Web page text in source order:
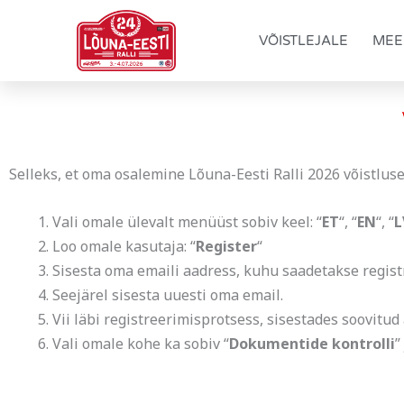
VÕISTLEJALE
Selleks, et oma osalemine Lõuna-Eesti Ralli 2026
Vali omale ülevalt menüüst sobiv keel: “ET“, “EN“, “
Loo omale kasutaja: “Register“
Sisesta oma emaili aadress, kuhu saadetakse
Seejärel sisesta uuesti oma email.
Vii läbi registreerimisprotsess, sisestades soovitud
Vali omale kohe ka sobiv “Dokumentide kontrolli